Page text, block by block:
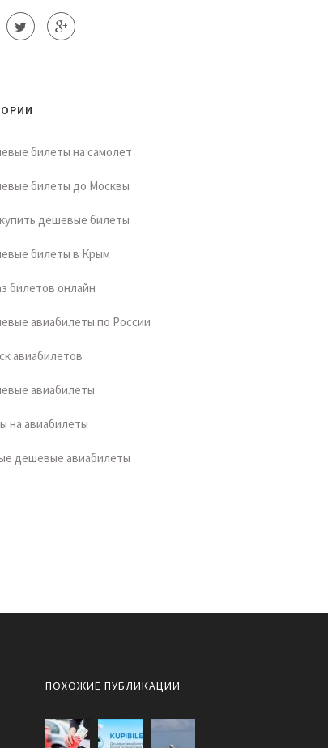
билеты на самолет
билеты до Москвы
дешевые билеты
билеты в Крым
билетов онлайн
авиабилеты по России
авиабилетов
авиабилеты
на авиабилеты
дешевые авиабилеты
ПОХОЖИЕ ПУБЛИКАЦИИ